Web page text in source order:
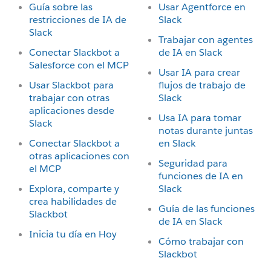
Guía sobre las
restricciones de IA de
Slack
Conectar Slackbot a
Salesforce con el MCP
Usar Slackbot para
trabajar con otras
aplicaciones desde
Slack
Conectar Slackbot a
otras aplicaciones con
el MCP
Explora, comparte y
crea habilidades de
Slackbot
Inicia tu día en Hoy
Usar Agentforce en
Slack
Trabajar con agentes
de IA en Slack
Usar IA para crear
flujos de trabajo de
Slack
Usa IA para tomar
notas durante juntas
en Slack
Seguridad para
funciones de IA en
Slack
Guía de las funciones
de IA en Slack
Cómo trabajar con
Slackbot